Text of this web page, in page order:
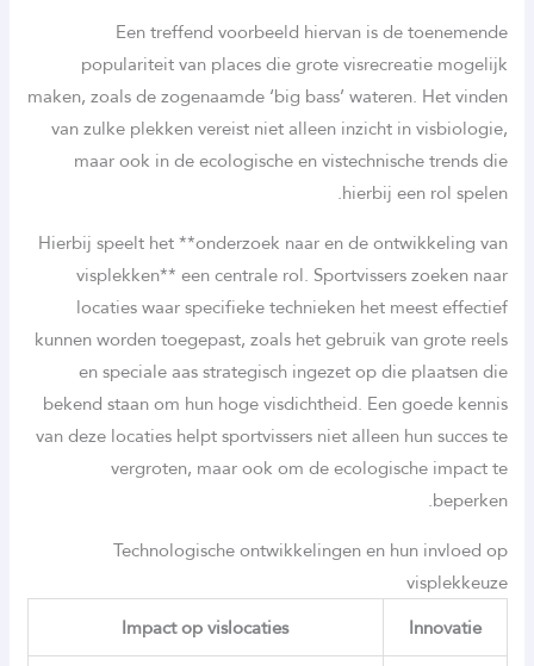
Een treffend voorbeeld hiervan is de toenemende
populariteit van places die grote visrecreatie mogelijk
maken, zoals de zogenaamde ‘big bass’ wateren. Het vinden
van zulke plekken vereist niet alleen inzicht in visbiologie,
maar ook in de ecologische en vistechnische trends die
hierbij een rol spelen.
Hierbij speelt het **onderzoek naar en de ontwikkeling van
visplekken** een centrale rol. Sportvissers zoeken naar
locaties waar specifieke technieken het meest effectief
kunnen worden toegepast, zoals het gebruik van grote reels
en speciale aas strategisch ingezet op die plaatsen die
bekend staan om hun hoge visdichtheid. Een goede kennis
van deze locaties helpt sportvissers niet alleen hun succes te
vergroten, maar ook om de ecologische impact te
beperken.
Technologische ontwikkelingen en hun invloed op
visplekkeuze
Innovatie
Impact op vislocaties